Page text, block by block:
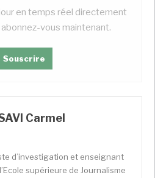
d’euros) ou encore un
aux produits pétroliers de
les milieux urbains et
sociale qui a gagné
en temps réel directement
vous maintenant.
Souscrire
Carmel
d’investigation et enseignant
supérieure de Journalisme